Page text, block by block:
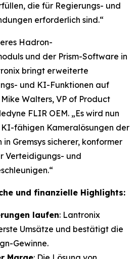
die für Regierungs- und
erforderlich sind.“
Hadron-
und der Prism-Software in
bringt erweiterte
und KI-Funktionen auf
Walters, VP of Product
FLIR OEM. „Es wird nun
fähigen Kameralösungen der
Gremsys sicherer, konformer
Verteidigungs- und
und finanzielle Highlights:
laufen: Lantronix
Umsätze und bestätigt die
Gewinne.